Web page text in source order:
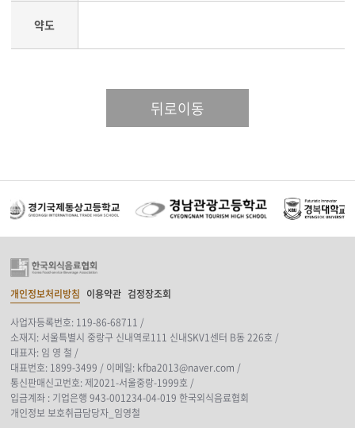
약도
뒤로이동
개인정보처리방침 이용약관 검정장조회
사업자등록번호: 119-86-68711 /
소재지: 서울특별시 중랑구 신내역로111 신내SKV1센터 B동 226호 /
대표자: 임 영 철 /
대표번호: 1899-3499 / 이메일: kfba2013@naver.com /
통신판매신고번호: 제2021-서울중랑-1999호 /
입금계좌 : 기업은행 943-001234-04-019 한국외식음료협회
개인정보 보호취급담당자_임영철